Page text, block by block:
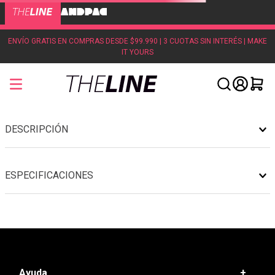
ENVÍO GRATIS EN COMPRAS DESDE $99.990 | 3 CUOTAS SIN INTERÉS | MAKE
IT YOURS
DESCRIPCIÓN
ESPECIFICACIONES